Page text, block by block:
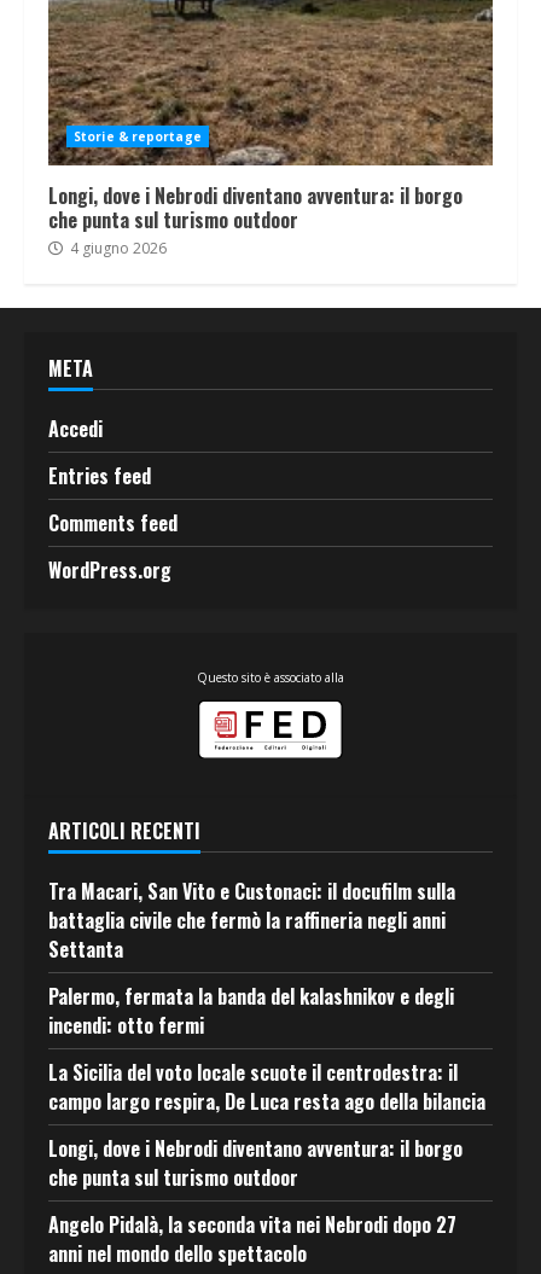
Storie & reportage
Longi, dove i Nebrodi diventano avventura: il borgo
che punta sul turismo outdoor
4 giugno 2026
META
Accedi
Entries feed
Comments feed
WordPress.org
Questo sito è associato alla
ARTICOLI RECENTI
Tra Macari, San Vito e Custonaci: il docufilm sulla
battaglia civile che fermò la raffineria negli anni
Settanta
Palermo, fermata la banda del kalashnikov e degli
incendi: otto fermi
La Sicilia del voto locale scuote il centrodestra: il
campo largo respira, De Luca resta ago della bilancia
Longi, dove i Nebrodi diventano avventura: il borgo
che punta sul turismo outdoor
Angelo Pidalà, la seconda vita nei Nebrodi dopo 27
anni nel mondo dello spettacolo